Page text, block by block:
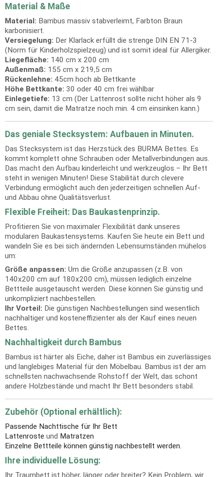
Material & Maße
Material: Bambus massiv stabverleimt, Farbton Braun
karbonisiert.
Versiegelung: Der Klarlack erfüllt die strenge DIN EN 71-3
(Norm für Kinderholzspielzeug) und ist somit ideal für Allergiker.
Liegefläche: 140 cm x 200 cm
Außenmaß: 155 cm x 219,5 cm
Rückenlehne: 45cm hoch ab Bettkante
Höhe Bettkante: 30 oder 40 cm frei wählbar
Einlegetiefe: 13 cm (Der Lattenrost sollte nicht höher als 9
cm sein, damit die Matratze noch min. 4 cm einsinken kann.)
Das geniale Stecksystem: Aufbauen in Minuten.
Das Stecksystem ist das Herzstück des BURMA Bettes. Es
kommt komplett ohne Schrauben oder Metallverbindungen aus.
Das macht den Aufbau kinderleicht und werkzeuglos – Ihr Bett
steht in wenigen Minuten! Diese Stabilität durch clevere
Verbindung ermöglicht auch den jederzeitigen schnellen Auf-
und Abbau ohne Qualitätsverlust.
Flexible Freiheit: Das Baukastenprinzip.
Profitieren Sie von maximaler Flexibilität dank unseres
modularen Baukastensystems. Kaufen Sie heute ein Bett und
wandeln Sie es bei sich ändernden Lebensumständen mühelos
um:
Größe anpassen: Um die Größe anzupassen (z.B. von
140x200 cm auf 180x200 cm), müssen lediglich einzelne
Bettteile ausgetauscht werden. Diese können Sie günstig und
unkompliziert nachbestellen.
Ihr Vorteil: Die günstigen Nachbestellungen sind wesentlich
nachhaltiger und kosteneffizienter als der Kauf eines neuen
Bettes.
Nachhaltigkeit durch Bambus
Bambus ist härter als Eiche, daher ist Bambus ein zuverlässiges
und langlebiges Material für den Möbelbau. Bambus ist der am
schnellsten nachwachsende Rohstoff der Welt, das schont
andere Holzbestände und macht Ihr Bett besonders stabil.
Zubehör (Optional erhältlich):
Passende Nachttische für Ihr Bett
Lattenroste und Matratzen
Einzelne Bettteile können günstig nachbestellt werden.
Ihre individuelle Lösung:
Ihr Traumbett ist höher, länger oder breiter? Kein Problem, wir